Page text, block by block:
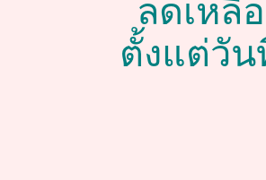
ลดเหลื
ตั้งแต่วัน